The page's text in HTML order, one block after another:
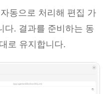
동으로 처리해 편집 가
다. 결과를 준비하는 동
로 유지합니다.